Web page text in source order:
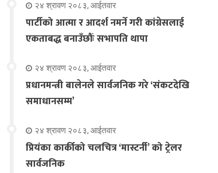
२४ श्रावण २०८३, आईतवार
पार्टीको आत्मा र आदर्श नमर्ने गरी कांग्रेसलाई
एकताबद्ध बनाउँछौंः सभापति थापा
२४ श्रावण २०८३, आईतवार
प्रधानमन्त्री बालेनले सार्वजनिक गरे ‘संकटदेखि
समाधानसम्म’
२४ श्रावण २०८३, आईतवार
प्रियंका कार्कीको चलचित्र ‘मास्टर्नी’ को ट्रेलर
सार्वजनिक